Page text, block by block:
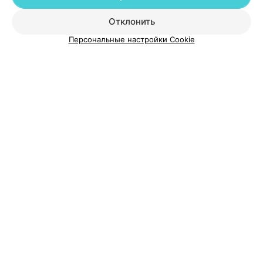
Отклонить
Персональные настройки Cookie